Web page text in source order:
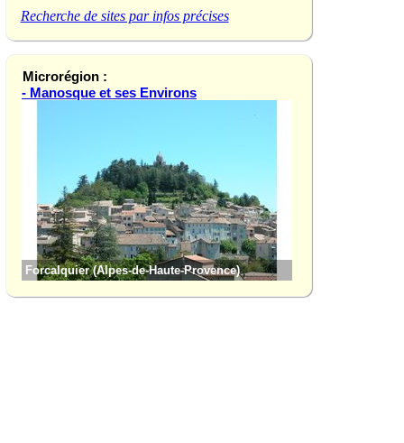
Recherche de sites par infos précises
Microrégion :
- Manosque et ses Environs
Forcalquier (Alpes-de-Haute-Provence)